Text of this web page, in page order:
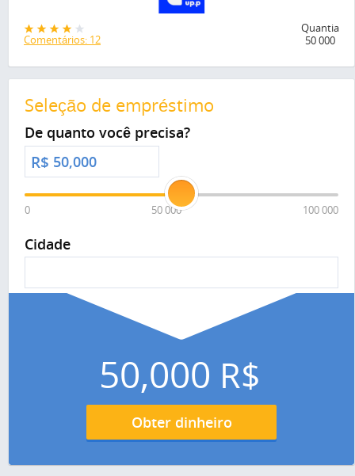
Comentários: 12
Quantia
50 000
Seleção de empréstimo
De quanto você precisa?
R$
0 50 000 100 000
Cidade
50,000 R$
Obter dinheiro